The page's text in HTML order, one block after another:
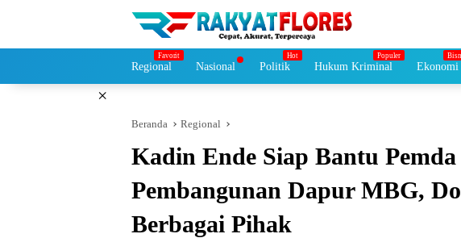
Regional Nasional Politik Hukum Kriminal Ekonomi
×
Beranda Regional
Kadin Ende Siap Bantu
Pembangunan Dapur MBG,
Berbagai Pihak